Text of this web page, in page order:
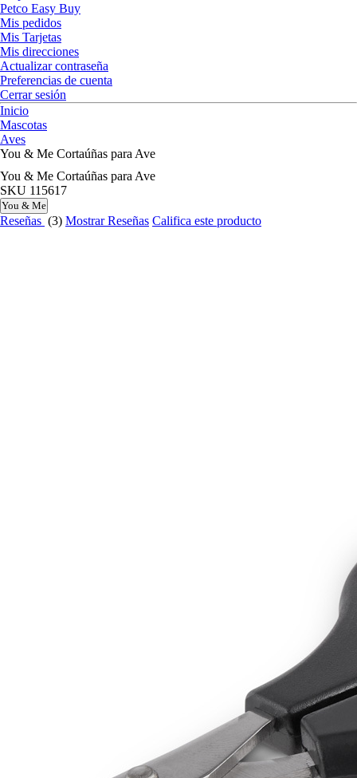
Petco Easy Buy
Mis pedidos
Mis Tarjetas
Mis direcciones
Actualizar contraseña
Preferencias de cuenta
Cerrar sesión
Inicio
Mascotas
Aves
You & Me Cortaúñas para Ave
You & Me Cortaúñas para Ave
SKU 115617
You & Me
Reseñas (3) Mostrar Reseñas Califica este producto